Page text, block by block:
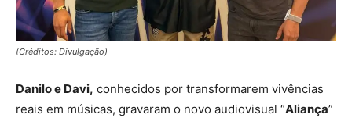
(Créditos: Divulgação)
Danilo e Davi, conhecidos por transformarem vivências
reais em músicas, gravaram o novo audiovisual “Aliança”